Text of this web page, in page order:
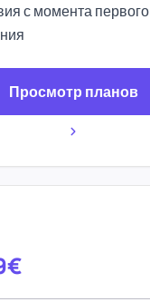
с момента первого
Просмотр планов